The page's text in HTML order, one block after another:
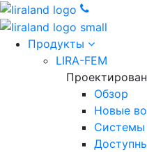
Продукты
LIRA-FEM
Обзор
Новые